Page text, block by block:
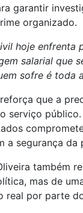
garantir
organizado.
hoje enfrenta
salarial que
sofre é toda
que a
serviço
a segurança da
também
mas de
real por parte